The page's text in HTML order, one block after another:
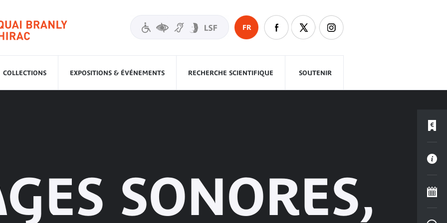
FR
COLLECTIONS EXPOSITIONS & ÉVÉNEMENTS RECHERCHE SCIENTIFIQUE SOUTENIR
SONORES,